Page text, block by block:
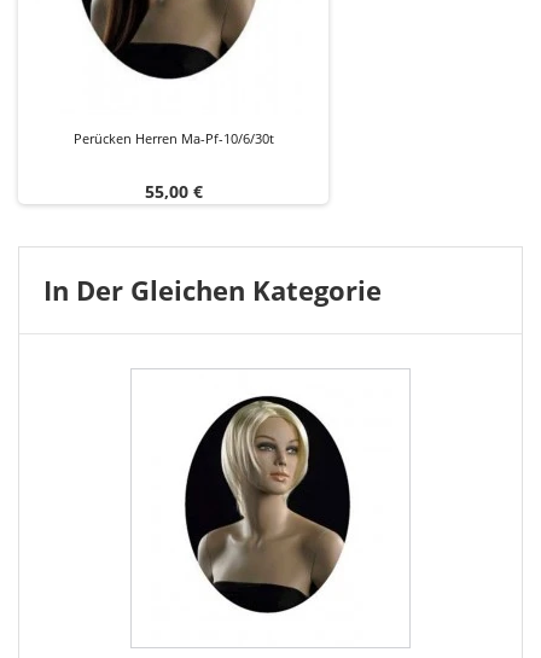
Perücken Herren Ma-Pf-10/6/30t
Preis
55,00 €
In Der Gleichen Kategorie